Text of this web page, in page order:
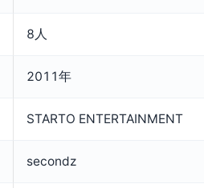
8人
2011年
STARTO ENTERTAINMENT
secondz